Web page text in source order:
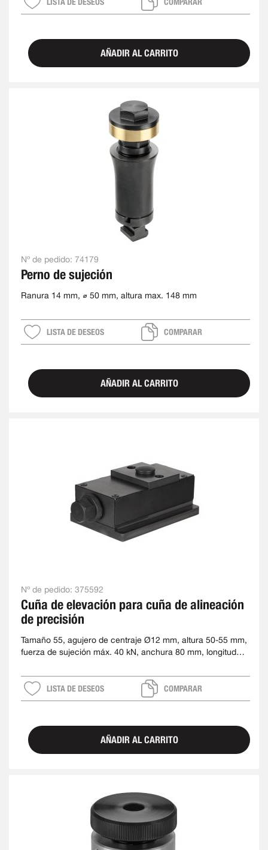
LISTA DE DESEOS COMPARAR
AÑADIR AL CARRITO
Nº de pedido: 74179
Perno de sujeción
Ranura 14 mm, ⌀ 50 mm, altura max. 148 mm
LISTA DE DESEOS COMPARAR
AÑADIR AL CARRITO
Nº de pedido: 375592
Cuña de elevación para cuña de alineación
de precisión
Tamaño 55, agujero de centraje Ø12 mm, altura 50-55 mm,
fuerza de sujeción máx. 40 kN, anchura 80 mm, longitud
LISTA DE DESEOS COMPARAR
AÑADIR AL CARRITO